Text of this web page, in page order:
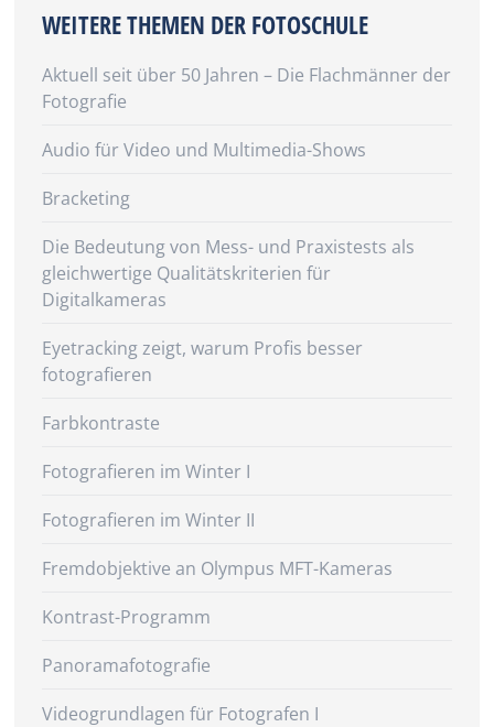
WEITERE THEMEN DER FOTOSCHULE
Aktuell seit über 50 Jahren – Die Flachmänner der
Fotografie
Audio für Video und Multimedia-Shows
Bracketing
Die Bedeutung von Mess- und Praxistests als
gleichwertige Qualitätskriterien für
Digitalkameras
Eyetracking zeigt, warum Profis besser
fotografieren
Farbkontraste
Fotografieren im Winter I
Fotografieren im Winter II
Fremdobjektive an Olympus MFT-Kameras
Kontrast-Programm
Panoramafotografie
Videogrundlagen für Fotografen I